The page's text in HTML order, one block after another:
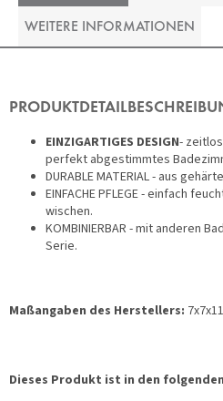
WEITERE INFORMATIONEN
EINZIGARTIGES DESIGN-
perfekt abgestimmtes
DURABLE MATERIAL - aus
EINFACHE PFLEGE - einfach
wischen.
KOMBINIERBAR - mit anderen
Serie.
Maßangaben des Herstellers:
Dieses Produkt ist in den